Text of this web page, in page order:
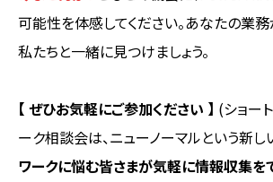
可能性を体感してください。あなたの業
私たちと一緒に見つけましょう。
【 ぜひお気軽にご参加ください 】 (ショー
ーク相談会は、ニューノーマルという新し
ワークに悩む皆さまが気軽に情報収集を